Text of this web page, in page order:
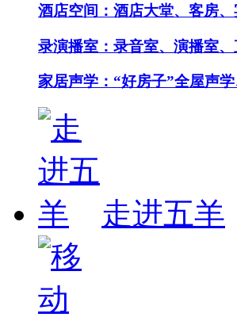
酒店空间：酒店大堂、客房
录演播室：录音室、演播室
家居声学：“好房子”全屋声
走进五羊